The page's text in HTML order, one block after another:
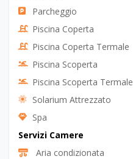
Parcheggio
Piscina Coperta
Piscina Coperta Termale
Piscina Scoperta
Piscina Scoperta Termale
Solarium Attrezzato
Spa
Servizi Camere
Aria condizionata